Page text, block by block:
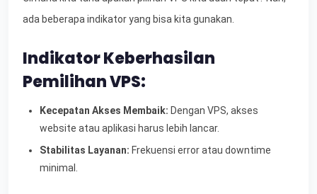
ada beberapa indikator yang bisa kita gunakan.
Indikator Keberhasilan
Pemilihan VPS:
Kecepatan Akses Membaik: Dengan VPS, akses
website atau aplikasi harus lebih lancar.
Stabilitas Layanan: Frekuensi error atau downtime
minimal.